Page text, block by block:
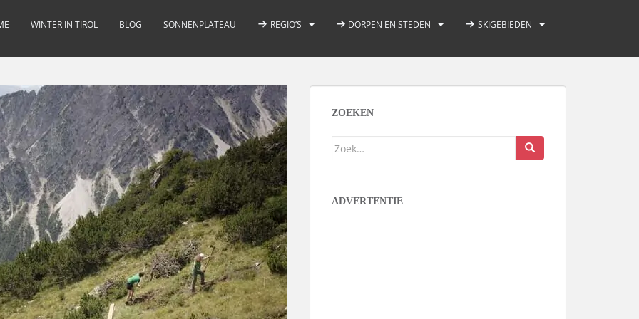
WINTER IN TIROL BLOG SONNENPLATEAU REGIO’S DORPEN EN STEDEN SKIGEBIEDEN
ZOEKEN
Zoek
ADVERTENTIE